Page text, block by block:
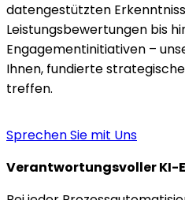
datengestützten
Leistungsbewertungen bis
Engagementinitiativen –
Ihnen, fundierte
treffen.
Sprechen Sie mit Uns
Verantwortungsvoller KI-